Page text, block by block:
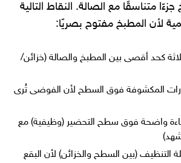
متناسقًا مع الصالة. النقاط التالية
لأن المطبخ مفتوح بصريًا:
كحد أقصى بين المطبخ والصالة (خزائن/
المكشوفة فوق السطح لأن الفوضى تُرى
واضحة فوق سطح التحضير (وظيفية) مع
التنظيف (بين السطح والخزائن) لأن البقع